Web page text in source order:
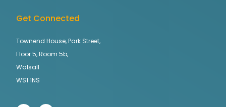
Get Connected
Townend House, Park Street,
Floor 5, Room 5b,
Walsall
WS1 1NS